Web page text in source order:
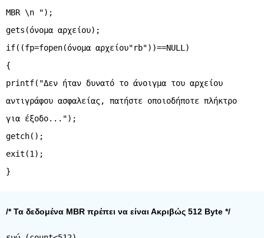
MBR \n ");
gets(όνομα αρχείου);
if((fp=fopen(όνομα αρχείου"rb"))==NULL)
{
printf("Δεν ήταν δυνατό το άνοιγμα του αρχείου
αντιγράφου ασφαλείας, πατήστε οποιοδήποτε πλήκτρο
για έξοδο...");
getch();
exit(1);
/* Τα δεδομένα MBR πρέπει να είναι Ακριβώς 512 Byte */